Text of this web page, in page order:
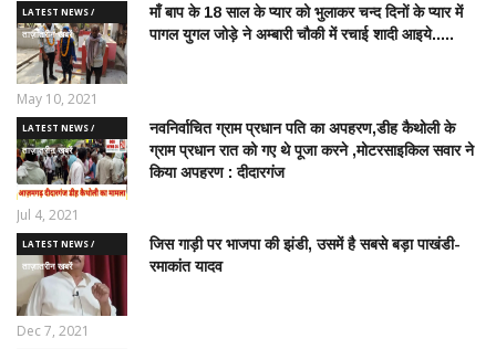
LATEST NEWS /
ताज़ातरीन खबरें
माँ बाप के 18 साल के प्यार को भुलाकर चन्द दिनों के प्यार में
पागल युगल जोड़े ने अम्बारी चौकी में रचाई शादी आइये.....
May 10, 2021
LATEST NEWS /
ताज़ातरीन खबरें
नवनिर्वाचित ग्राम प्रधान पति का अपहरण,डीह कैथोली के
ग्राम प्रधान रात को गए थे पूजा करने ,मोटरसाइकिल सवार ने
किया अपहरण : दीदारगंज
Jul 4, 2021
LATEST NEWS /
ताज़ातरीन खबरें
जिस गाड़ी पर भाजपा की झंडी, उसमें है सबसे बड़ा पाखंडी-
रमाकांत यादव
Dec 7, 2021